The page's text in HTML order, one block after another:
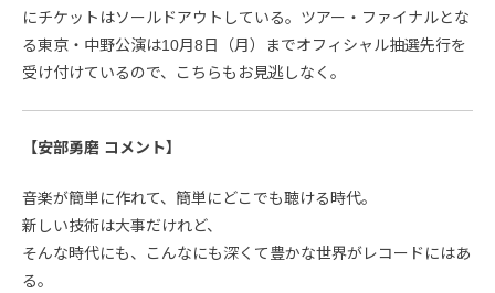
にチケットはソールドアウトしている。ツアー・ファイナルとな
る東京・中野公演は10月8日（月）までオフィシャル抽選先行を
受け付けているので、こちらもお見逃しなく。
【安部勇磨 コメント】
音楽が簡単に作れて、簡単にどこでも聴ける時代。
新しい技術は大事だけれど、
そんな時代にも、こんなにも深くて豊かな世界がレコードにはあ
る。